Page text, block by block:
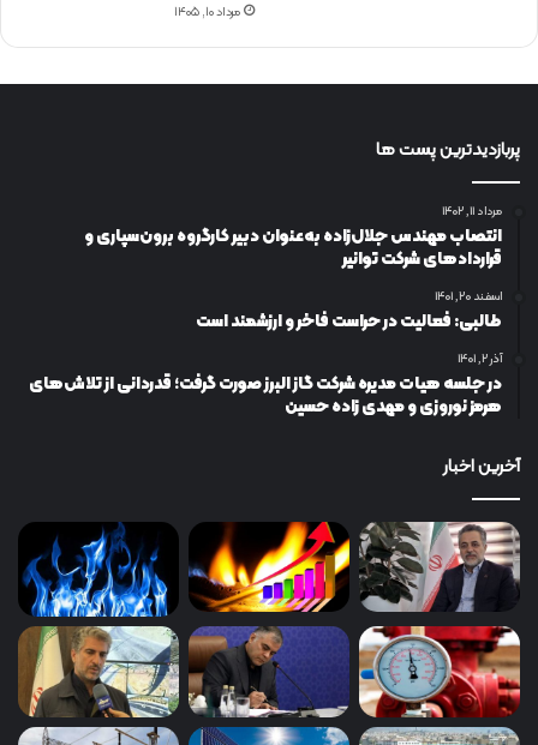
مرداد ۱۰, ۱۴۰۵
پربازدیدترین پست ها
مرداد ۱۱, ۱۴۰۲
انتصاب مهندس جلال‌زاده به‌عنوان دبیر كارگروه برون‌سپاری و
قراردادهای شركت توانیر
اسفند ۲۰, ۱۴۰۱
طالبی: فعالیت در حراست فاخر و ارزشمند است
آذر ۲, ۱۴۰۱
در جلسه هیات مدیره شرکت گاز البرز صورت گرفت؛ قدردانی از تلاش‌های
هرمز نوروزی و مهدی زاده حسین
آخرین اخبار